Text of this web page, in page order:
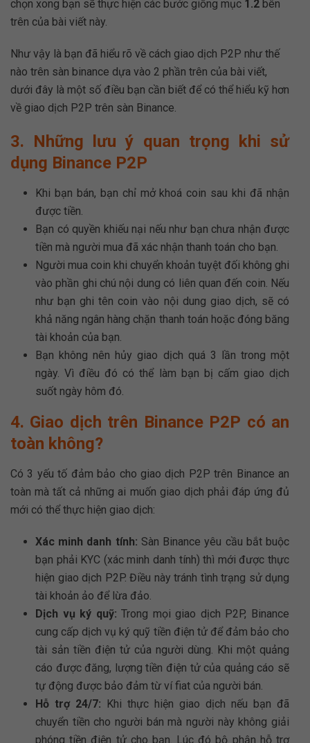
chọn xong bạn sẽ thực hiện các bước giống mục 1.2 bên
trên của bài viết này.
Như vậy là bạn đã hiểu rõ về cách giao dịch P2P như thế
nào trên sàn binance dựa vào 2 phần trên của bài viết,
dưới đây là một số điều bạn cần biết để có thể hiểu kỹ hơn
về giao dịch P2P trên sàn Binance.
3. Những lưu ý quan trọng khi sử
dụng Binance P2P
Khi bạn bán, bạn chỉ mở khoá coin sau khi đã nhận
được tiền.
Bạn có quyền khiếu nại nếu như bạn chưa nhận được
tiền mà người mua đã xác nhận thanh toán cho bạn.
Người mua coin khi chuyển khoản tuyệt đối không ghi
vào phần ghi chú nội dung có liên quan đến coin. Nếu
như bạn ghi tên coin vào nội dung giao dịch, sẽ có
khả năng ngân hàng chặn thanh toán hoặc đóng băng
tài khoản của bạn.
Bạn không nên hủy giao dịch quá 3 lần trong một
ngày. Vì điều đó có thể làm bạn bị cấm giao dịch
suốt ngày hôm đó.
4. Giao dịch trên Binance P2P có an
toàn không?
Có 3 yếu tố đảm bảo cho giao dịch P2P trên Binance an
toàn mà tất cả những ai muốn giao dịch phải đáp ứng đủ
mới có thể thực hiện giao dịch:
Xác minh danh tính: Sàn Binance yêu cầu bắt buộc
bạn phải KYC (xác minh danh tính) thì mới được thực
hiện giao dịch P2P. Điều này tránh tình trạng sử dụng
tài khoản ảo để lừa đảo.
Dịch vụ ký quỹ: Trong mọi giao dịch P2P, Binance
cung cấp dịch vụ ký quỹ tiền điện tử để đảm bảo cho
tài sản tiền điện tử của người dùng. Khi một quảng
cáo được đăng, lượng tiền điện tử của quảng cáo sẽ
tự động được bảo đảm từ ví fiat của người bán.
Hỗ trợ 24/7: Khi thực hiện giao dịch nếu bạn đã
chuyển tiền cho người bán mà người này không giải
phóng tiền điện tử cho bạn. Lúc đó bộ phận hỗ trợ